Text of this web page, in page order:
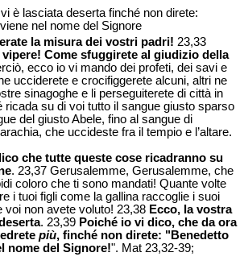
è lasciata deserta finché non direte:
nel nome del Signore
la misura dei vostri padri! 23,33
Come sfuggirete al giudizio della
ecco io vi mando dei profeti, dei savi e
ucciderete e crocifiggerete alcuni, altri ne
sinagoghe e li perseguiterete di città in
ricada su di voi tutto il sangue giusto sparso
del giusto Abele, fino al sangue di
che uccideste fra il tempio e l’altare.
che tutte queste cose ricadranno su
. 23,37 Gerusalemme, Gerusalemme, che
coloro che ti sono mandati! Quante volte
i tuoi figli come la gallina raccoglie i suoi
voi non avete voluto! 23,38 Ecco, la vostra
. 23,39 Poiché io vi dico, che da ora
più, finché non direte: "Benedetto
nome del Signore!". Mat 23,32-39;